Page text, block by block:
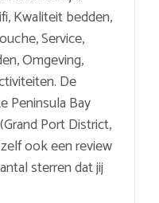
Kwaliteit bedden,
Service,
Omgeving,
De
Peninsula Bay
Port District,
ook een review
sterren dat jij